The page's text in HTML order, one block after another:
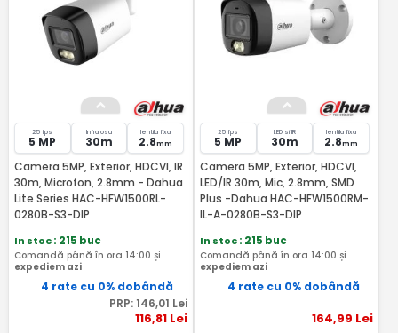
25 fps
5 MP
Infrarosu
30m
lentila fixa
2.8mm
Camera 5MP, Exterior, HDCVI, IR
30m, Microfon, 2.8mm - Dahua
Lite Series HAC-HFW1500RL-
0280B-S3-DIP
In stoc: 215 buc
Comandă până în ora 14:00 și
expediem azi
4 rate cu 0% dobândă
PRP: 146,01 Lei
116,81Lei
25 fps
5 MP
LED si IR
30m
lentila fixa
2.8mm
Camera 5MP, Exterior, HDCVI,
LED/IR 30m, Mic, 2.8mm, SMD
Plus -Dahua HAC-HFW1500RM-
IL-A-0280B-S3-DIP
In stoc: 215 buc
Comandă până în ora 14:00 și
expediem azi
4 rate cu 0% dobândă
164,99 Lei